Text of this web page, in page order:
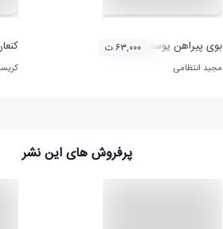
بوی پیراهن یوسف
مجید انتظامی
۶۳,۰۰۰ ت
پرفروش های این نشر